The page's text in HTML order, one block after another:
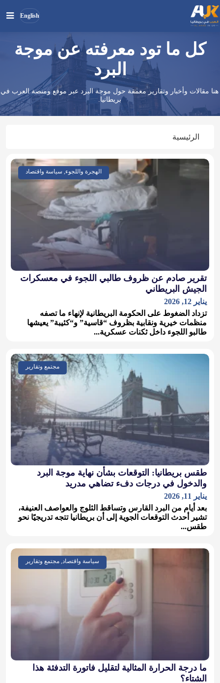
English
ابحث
بحث
كل ما تود معرفته عن موجة
البرد
هنا مقالات وأخبار وتقارير معمقة حول موجة البرد عبر موقع ومنصة العرب في
بريطانيا.
الرئيسية
الهجرة واللجوء, سياسة واقتصاد
تقرير صادم عن ظروف طالبي اللجوء في معسكرات
الجيش البريطاني
يناير 12, 2026
تزداد الضغوط على الحكومة البريطانية لإنهاء ما تصفه
منظمات خيرية ونقابية بظروف “قاسية” و“كئيبة” يعيشها
طالبو اللجوء داخل ثكنات عسكرية...
مجتمع وتقارير
طقس بريطانيا: التوقعات بشأن نهاية موجة البرد
والدخول في درجات دفء تضاهي مدريد
يناير 11, 2026
بعد أيام من البرد القارس وتساقط الثلوج والعواصف العنيفة،
تشير أحدث التوقعات الجوية إلى أن بريطانيا تتجه تدريجيًا نحو
طقس...
سياسة واقتصاد, مجتمع وتقارير
ما درجة الحرارة المثالية لتقليل فاتورة التدفئة هذا
الشتاء؟